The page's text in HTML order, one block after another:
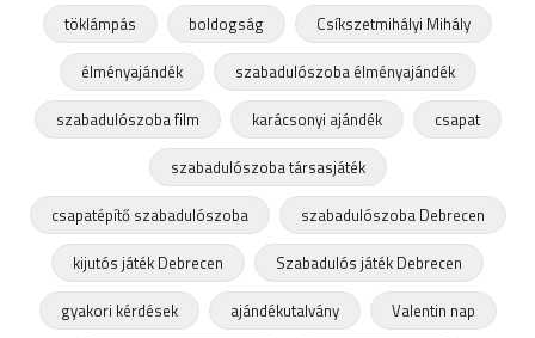
töklámpás
boldogság
Csíkszetmihályi Mihály
élményajándék
szabadulószoba élményajándék
szabadulószoba film
karácsonyi ajándék
csapat
szabadulószoba társasjáték
csapatépítő szabadulószoba
szabadulószoba Debrecen
kijutós játék Debrecen
Szabadulós játék Debrecen
gyakori kérdések
ajándékutalvány
Valentin nap